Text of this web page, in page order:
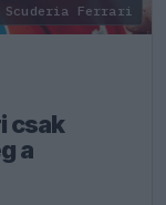
Ferrari
csak
a